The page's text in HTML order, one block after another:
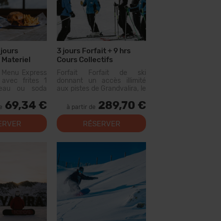
Express
frites 1
ou soda
Menu
dans les
suivants :
Forn Tarter :
69,34 €
3 jours Forfait + 9 hrs
Cours Collectifs
Forfait Forfait de ski
donnant un accès illimité
aux pistes de Grandvalira, le
des Pyrénées. Avec ce
forfait, vous pourrez
parcourir...
à partir de 289,70 €
RÉSERVER